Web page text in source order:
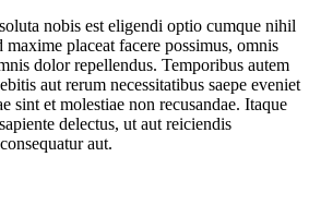
nobis est eligendi optio cumque nihil
placeat facere possimus, omnis
dolor repellendus. Temporibus autem
aut rerum necessitatibus saepe eveniet
sint et molestiae non recusandae. Itaque
delectus, ut aut reiciendis
aut.